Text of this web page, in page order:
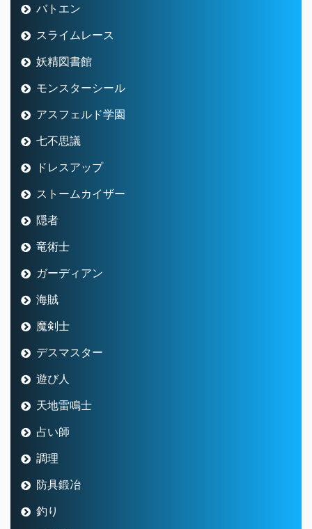
バトエン
スライムレース
妖精図書館
モンスターシール
アスフェルド学園
七不思議
ドレスアップ
ストームカイザー
隠者
竜術士
ガーディアン
海賊
魔剣士
デスマスター
遊び人
天地雷鳴士
占い師
調理
防具鍛冶
釣り